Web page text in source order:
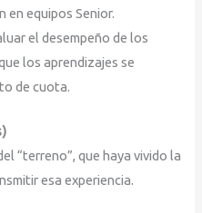
en equipos Senior.
el desempeño de los
los aprendizajes se
de cuota.
“terreno”, que haya vivido la
esa experiencia.